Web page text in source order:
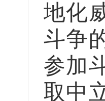
地化
斗争
参加
取中